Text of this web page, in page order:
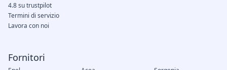
Fornitori
4.8 su trustpilot
Termini di servizio
Lavora con noi